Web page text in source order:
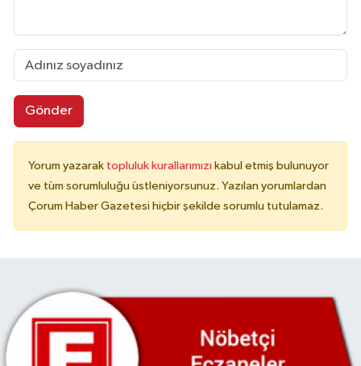
Gönder
Yorum yazarak topluluk kurallarımızı kabul etmiş bulunuyor
ve tüm sorumluluğu üstleniyorsunuz. Yazılan yorumlardan
Çorum Haber Gazetesi hiçbir şekilde sorumlu tutulamaz.